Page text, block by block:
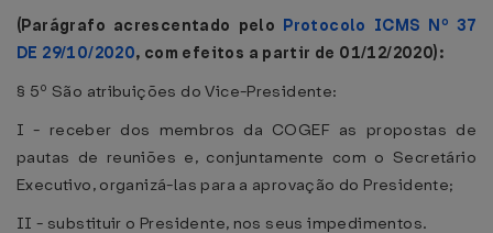
(Parágrafo acrescentado pelo Protocolo ICMS Nº 37
DE 29/10/2020, com efeitos a partir de 01/12/2020):
§ 5º São atribuições do Vice-Presidente:
I - receber dos membros da COGEF as propostas de
pautas de reuniões e, conjuntamente com o Secretário
Executivo, organizá-las para a aprovação do Presidente;
II - substituir o Presidente, nos seus impedimentos.